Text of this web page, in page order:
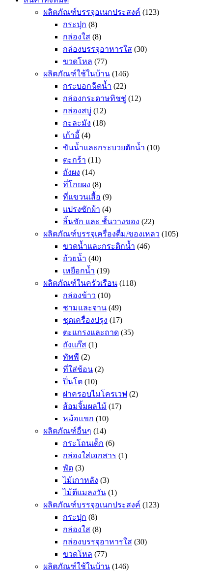
ผลิตภัณฑ์บรรจุอเนกประสงค์ (123)
กระปุก (8)
กล่องใส (8)
กล่องบรรจุอาหารใส (30)
ขวดโหล (77)
ผลิตภัณฑ์ใช้ในบ้าน (146)
กระบอกฉีดน้ำ (22)
กล่องกระดาษทิชชู่ (12)
กล่องสบู่ (12)
กะละมัง (18)
เก้าอี้ (4)
ขันน้ำและกระบวยตักน้ำ (10)
ตะกร้า (11)
ถังผง (14)
ที่โกยผง (8)
ที่แขวนเสื้อ (9)
แปรงซักผ้า (4)
ลิ้นชัก และ ชั้นวางของ (22)
ผลิตภัณฑ์บรรจุเครื่องดื่ม/ของเหลว (105)
ขวดน้ำและกระติกน้ำ (46)
ถ้วยน้ำ (40)
เหยือกน้ำ (19)
ผลิตภัณฑ์ในครัวเรือน (118)
กล่องข้าว (10)
ชามและจาน (49)
ชุดเครื่องปรุง (17)
ตะแกรงและถาด (35)
ถังแก๊ส (1)
ทัพพี (2)
ที่ใส่ช้อน (2)
ปิ่นโต (10)
ฝาครอบไมโครเวฟ (2)
ส้อมจิ้มผลไม้ (17)
หม้อแขก (10)
ผลิตภัณฑ์อื่นๆ (14)
กระโถนเด็ก (6)
กล่องใส่เอกสาร (1)
พัด (3)
ไม้เกาหลัง (3)
ไม้ตีแมลงวัน (1)
ผลิตภัณฑ์บรรจุอเนกประสงค์ (123)
กระปุก (8)
กล่องใส (8)
กล่องบรรจุอาหารใส (30)
ขวดโหล (77)
ผลิตภัณฑ์ใช้ในบ้าน (146)